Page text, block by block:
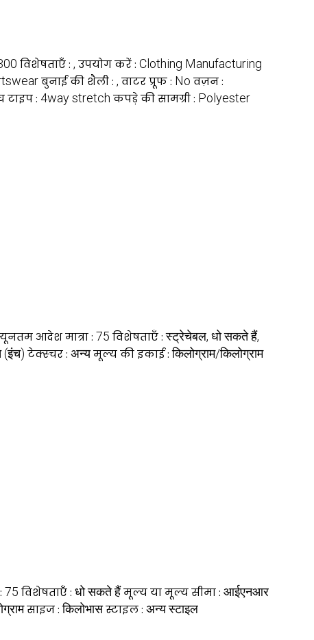
विशेषताएँ : , उपयोग करें : Clothing Manufacturing
बुनाई की शैली : , वाटर प्रूफ : No वज़न :
टाइप : 4way stretch कपड़े की सामग्री : Polyester
आदेश मात्रा : 75 विशेषताएँ :स्ट्रेचेबल, धो सकते हैं,
(इंच) टेक्स्चर : अन्यमूल्य की इकाई :किलोग्राम/किलोग्राम
75 विशेषताएँ : धो सकते हैंमूल्य या मूल्य सीमा : आईएनआर
साइज :किलोभासस्टाइल : अन्य स्टाइल